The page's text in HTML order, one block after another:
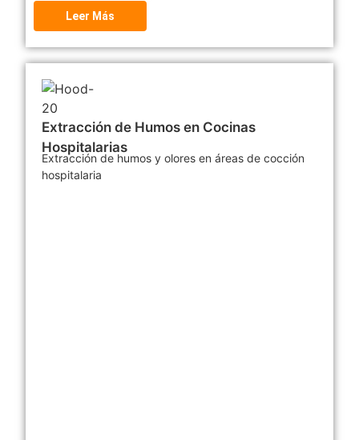
Leer Más
Extracción de Humos en Cocinas
Hospitalarias
Extracción de humos y olores en áreas de cocción
hospitalaria